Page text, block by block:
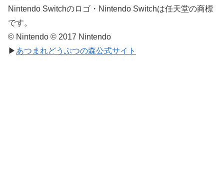
Nintendo Switchのロゴ・Nintendo Switchは任天堂の商標
です。
© Nintendo © 2017 Nintendo
▶ あつまれどうぶつの森公式サイト